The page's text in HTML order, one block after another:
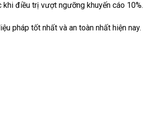
điều trị vượt ngưỡng khuyến cáo 10%.
pháp tốt nhất và an toàn nhất hiện nay.